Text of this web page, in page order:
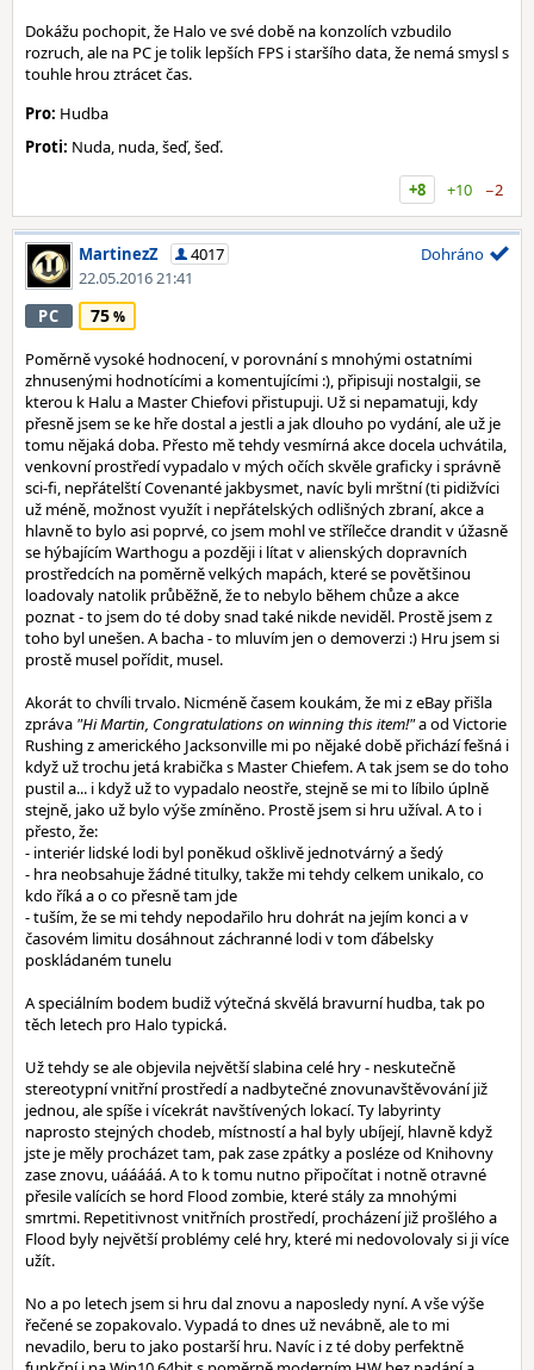
Dokážu pochopit, že Halo ve své době na konzolích vzbudilo
rozruch, ale na PC je tolik lepších FPS i staršího data, že nemá smysl s
touhle hrou ztrácet čas.
Pro: Hudba
Proti: Nuda, nuda, šeď, šeď.
+8
+10 −2
MartinezZ
4017
22.05.2016 21:41
Dohráno
PC 75
Poměrně vysoké hodnocení, v porovnání s mnohými ostatními
zhnusenými hodnotícími a komentujícími :), připisuji nostalgii, se
kterou k Halu a Master Chiefovi přistupuji. Už si nepamatuji, kdy
přesně jsem se ke hře dostal a jestli a jak dlouho po vydání, ale už je
tomu nějaká doba. Přesto mě tehdy vesmírná akce docela uchvátila,
venkovní prostředí vypadalo v mých očích skvěle graficky i správně
sci-fi, nepřátelští Covenanté jakbysmet, navíc byli mrštní (ti pidižvíci
už méně, možnost využít i nepřátelských odlišných zbraní, akce a
hlavně to bylo asi poprvé, co jsem mohl ve střílečce drandit v úžasně
se hýbajícím Warthogu a později i lítat v alienských dopravních
prostředcích na poměrně velkých mapách, které se povětšinou
loadovaly natolik průběžně, že to nebylo během chůze a akce
poznat - to jsem do té doby snad také nikde neviděl. Prostě jsem z
toho byl unešen. A bacha - to mluvím jen o demoverzi :) Hru jsem si
prostě musel pořídit, musel.
Akorát to chvíli trvalo. Nicméně časem koukám, že mi z eBay přišla
zpráva "Hi Martin, Congratulations on winning this item!"a od Victorie
Rushing z amerického Jacksonville mi po nějaké době přichází fešná i
když už trochu jetá krabička s Master Chiefem. A tak jsem se do toho
pustil a... i když už to vypadalo neostře, stejně se mi to líbilo úplně
stejně, jako už bylo výše zmíněno. Prostě jsem si hru užíval. A to i
přesto, že:
- interiér lidské lodi byl poněkud ošklivě jednotvárný a šedý
- hra neobsahuje žádné titulky, takže mi tehdy celkem unikalo, co
kdo říká a o co přesně tam jde
- tuším, že se mi tehdy nepodařilo hru dohrát na jejím konci a v
časovém limitu dosáhnout záchranné lodi v tom ďábelsky
poskládaném tunelu
A speciálním bodem budiž výtečná skvělá bravurní hudba, tak po
těch letech pro Halo typická.
Už tehdy se ale objevila největší slabina celé hry - neskutečně
stereotypní vnitřní prostředí a nadbytečné znovunavštěvování již
jednou, ale spíše i vícekrát navštívených lokací. Ty labyrinty
naprosto stejných chodeb, místností a hal byly ubíjejí, hlavně když
jste je měly procházet tam, pak zase zpátky a posléze od Knihovny
zase znovu, uááááá. A to k tomu nutno připočítat i notně otravné
přesile valících se hord Flood zombie, které stály za mnohými
smrtmi. Repetitivnost vnitřních prostředí, procházení již prošlého a
Flood byly největší problémy celé hry, které mi nedovolovaly si ji více
užít.
No a po letech jsem si hru dal znovu a naposledy nyní. A vše výše
řečené se zopakovalo. Vypadá to dnes už nevábně, ale to mi
nevadilo, beru to jako postarší hru. Navíc i z té doby perfektně